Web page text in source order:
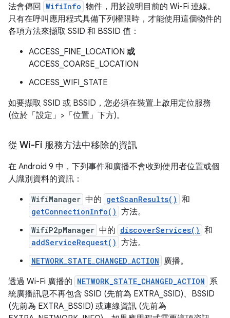
法會傳回
WifiInfo 物件，用於說明目前的 Wi-Fi 連線。
只有在呼叫應用程式具備下列權限時，才能使用這個物件的
各項方法來擷取 SSID 和 BSSID 值：
ACCESS_FINE_LOCATION 或
ACCESS_COARSE_LOCATION
ACCESS_WIFI_STATE
如要擷取 SSID 或 BSSID，您必須在裝置上啟用定位服務
(位於「設定」>「位置」 下方)。
從 Wi-Fi 服務方法中移除的資訊
在 Android 9 中，下列事件和廣播不會收到使用者位置或個
人識別資料的資訊：
WifiManager 中的 getScanResults() 和
getConnectionInfo() 方法。
WifiP2pManager 中的 discoverServices() 和
addServiceRequest() 方法。
NETWORK_STATE_CHANGED_ACTION 廣播。
透過 Wi-Fi 廣播的 NETWORK_STATE_CHANGED_ACTION 系
統廣播訊息不再包含 SSID (先前為 EXTRA_SSID)、BSSID
(先前為 EXTRA_BSSID) 或連線資訊 (先前為